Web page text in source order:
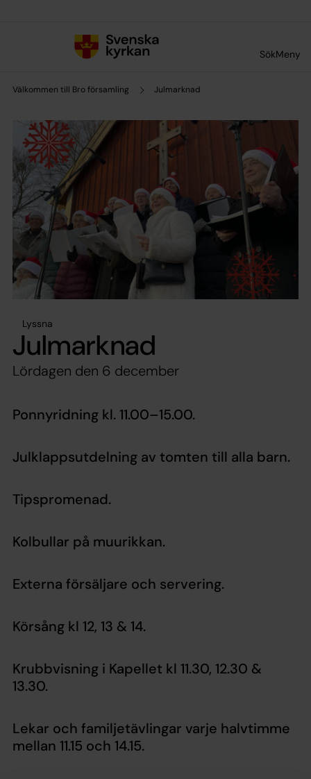
SökMeny
Välkommen till Bro församling Julmarknad
Lyssna
Julmarknad
Lördagen den 6 december
Ponnyridning kl. 11.00–15.00.
Julklappsutdelning av tomten till alla barn.
Tipspromenad.
Kolbullar på muurikkan.
Externa försäljare och servering.
Körsång kl 12, 13 & 14.
Krubbvisning i Kapellet kl 11.30, 12.30 &
13.30.
Lekar och familjetävlingar varje halvtimme
mellan 11.15 och 14.15.